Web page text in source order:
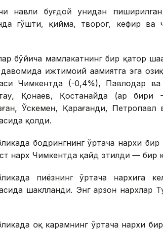
навли буғдой унидан
гўшти, қийма, творог, кефир ва
бўйича мамлакатнинг бир қатор
ижтимоий аҳамиятга эга
Чимкентда (-0,4%), Павлодар ва
Қонаев, Қостанайда (ҳар
Ўскемен, Қарағанди, Петропавл
қолди.
бодрингнинг ўртача нархи
нарх Чимкентда қайд этилди — бир
пиёзнинг ўртача нархига
шаклланди. Энг арзон нархлар
оқ карамнинг ўртача нархи